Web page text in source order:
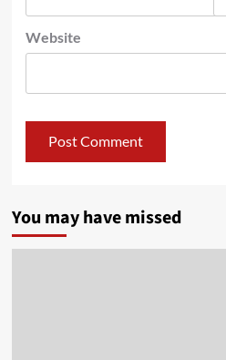
Website
You may have missed